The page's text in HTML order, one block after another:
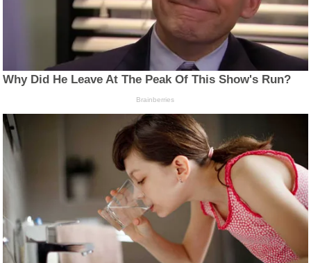
Why Did He Leave At The Peak Of This Show's Run?
Brainberries